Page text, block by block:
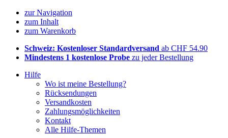
zur Navigation
zum Inhalt
zum Warenkorb
Schweiz: Kostenloser Standardversand ab CHF 54.90
Mindestens 1 kostenlose Probe zu jeder Bestellung
Hilfe
Wo ist meine Bestellung?
Rücksendungen
Versandkosten
Zahlungsmöglichkeiten
Kontakt
Alle Hilfe-Themen